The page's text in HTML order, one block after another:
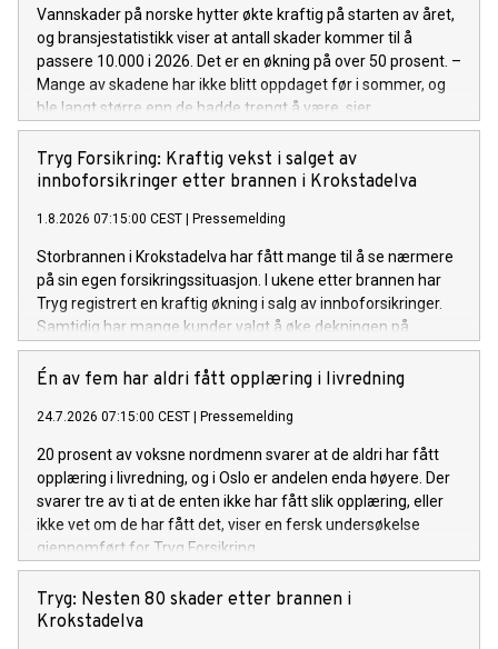
Vannskader på norske hytter økte kraftig på starten av året,
og bransjestatistikk viser at antall skader kommer til å
passere 10.000 i 2026. Det er en økning på over 50 prosent. –
Mange av skadene har ikke blitt oppdaget før i sommer, og
ble langt større enn de hadde trengt å være, sier
kommunikasjonsrådgiver Espen Borge i Tryg Forsikring.
Tryg Forsikring: Kraftig vekst i salget av
innboforsikringer etter brannen i Krokstadelva
1.8.2026 07:15:00 CEST | Pressemelding
Storbrannen i Krokstadelva har fått mange til å se nærmere
på sin egen forsikringssituasjon. I ukene etter brannen har
Tryg registrert en kraftig økning i salg av innboforsikringer.
Samtidig har mange kunder valgt å øke dekningen på
innboforsikringen de allerede har.
Én av fem har aldri fått opplæring i livredning
24.7.2026 07:15:00 CEST | Pressemelding
20 prosent av voksne nordmenn svarer at de aldri har fått
opplæring i livredning, og i Oslo er andelen enda høyere. Der
svarer tre av ti at de enten ikke har fått slik opplæring, eller
ikke vet om de har fått det, viser en fersk undersøkelse
gjennomført for Tryg Forsikring.
Tryg: Nesten 80 skader etter brannen i
Krokstadelva